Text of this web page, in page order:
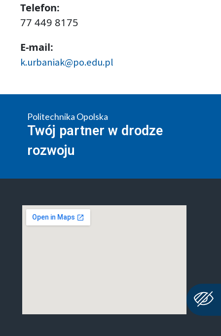
Telefon:
77 449 8175
E-mail:
k.urbaniak@po.edu.pl
Politechnika Opolska
Twój partner w drodze
rozwoju